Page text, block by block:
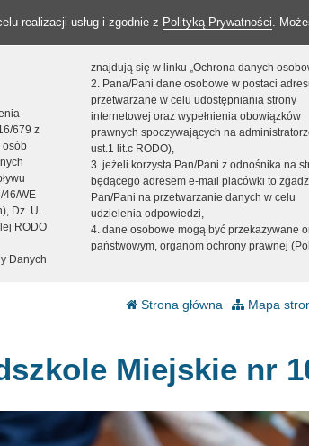
realizacji usług i zgodnie z Polityką Prywatności.
679 z
osób
46/WE
Dz. U.
RODO
Danych
znajdują się w linku „Ochrona danych
2. Pana/Pani dane osobowe w postaci
przetwarzane w celu udostępniania strony
internetowej oraz wypełnienia obowiązków
prawnych spoczywających na
ust.1 lit.c RODO),
3. jeżeli korzysta Pan/Pani z odnośnika na
będącego adresem e-mail placówki to
Pan/Pani na przetwarzanie danych w celu
udzielenia odpowiedzi,
4. dane osobowe mogą być przekazywane
państwowym, organom ochrony prawnej
Strona główna Mapa
Miejskie nr